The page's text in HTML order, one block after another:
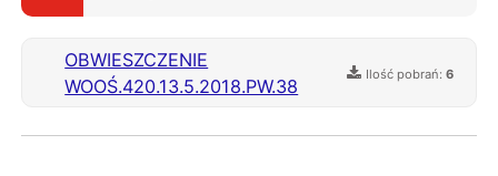
OBWIESZCZENIE
WOOŚ.420.13.5.2018.PW.38
Ilość pobrań:6